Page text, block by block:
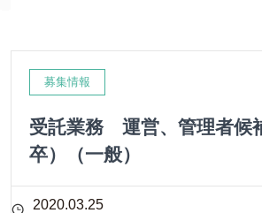
募集情報
受託業務 運営、管理者候
卒）（一般）
2020.03.25